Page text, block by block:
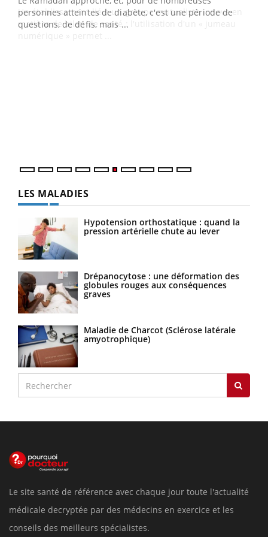
personnes atteintes de diabète, c'est une période de
questions, de défis, mais ...
Un établissement lié à un groupe mutualiste innove en
matière de bilan de santé : l'utilisation d'un « jumeau
LES MALADIES
Hypotension orthostatique : quand la
pression artérielle chute au lever
Drépanocytose : une déformation des
globules rouges aux conséquences
graves
Maladie de Charcot (Sclérose latérale
amyotrophique)
Le site santé de référence avec chaque jour toute l'actualité
médicale decryptée par des médecins en exercice et les
conseils des meilleurs spécialistes.